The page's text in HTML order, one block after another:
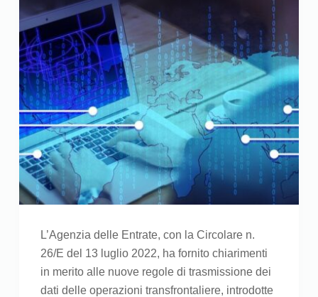
L’Agenzia delle Entrate, con la Circolare n.
26/E del 13 luglio 2022, ha fornito chiarimenti
in merito alle nuove regole di trasmissione dei
dati delle operazioni transfrontaliere, introdotte